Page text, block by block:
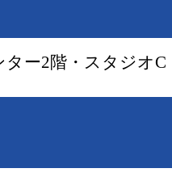
ター2階・スタジオC